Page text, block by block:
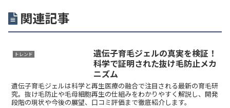
関連記事
トレンド
遺伝子育毛ジェルの真実を検証！
科学で証明された抜け毛防止メカ
ニズム
遺伝子育毛ジェルは科学と再生医療の融合で注目される最新の育毛研
究。抜け毛防止や毛母細胞再生の仕組みをわかりやすく解説し、開発
段階の現状や今後の展望、口コミ評価まで徹底紹介します。